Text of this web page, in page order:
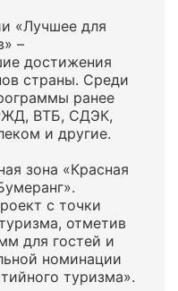
«Лучшее для
–
достижения
страны. Среди
ранее
ВТБ, СДЭК,
и другие.
зона «Красная
с точки
отметив
для гостей и
номинации
туризма».